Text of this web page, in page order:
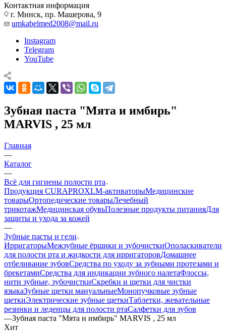
Контактная информация
г. Минск, пр. Машерова, 9
umkabelmed2008@mail.ru
Instagram
Telegram
YouTube
Зубная паста "Мята и имбирь"
MARVIS , 25 мл
Главная
—
Каталог
—
Всё для гигиены полости рта
Продукция CURAPROXLM-активаторыМедицинские
товарыОртопедические товарыЛечебный
трикотажМедицинская обувьПолезные продукты питанияДля
защиты и ухода за кожей
—
Зубные пасты и гели
ИрригаторыМежзубные ёршики и зубочисткиОполаскиватели
для полости рта и жидкости для ирригаторовДомашнее
отбеливание зубовСредства по уходу за зубными протезами и
брекетамиСредства для индикации зубного налетаФлоссы,
нити зубные, зубочисткиСкребки и щетки для чистки
языкаЗубные щетки мануальныеМонопучковые зубные
щеткиЭлектрические зубные щеткиТаблетки, жевательные
резинки и леденцы для полости ртаСалфетки для зубов
—Зубная паста "Мята и имбирь" MARVIS , 25 мл
Хит